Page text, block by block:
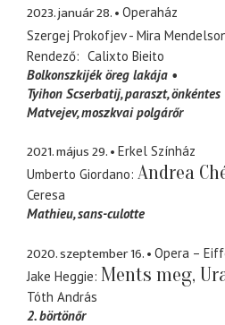
2023. január 28.
Operaház
Szergej Prokofjev - Mira
Rendező
Calixto Bieito
Bolkonszkijék öreg lakája
Tyihon Scserbatij paraszt, önkéntes
Matvejev moszkvai polgárőr
2021. május 29.
Erkel Színház
Umberto Giordano Andrea
Ceresa
Mathieu sans-culotte
2020. szeptember 16.
Opera –
Jake Heggie Ments meg,
Tóth András
2. börtönőr